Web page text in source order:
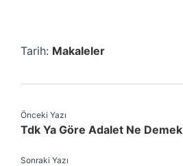
Tarih: Makaleler
Önceki Yazı
Tdk Ya Göre Adalet Ne Demek
Sonraki Yazı